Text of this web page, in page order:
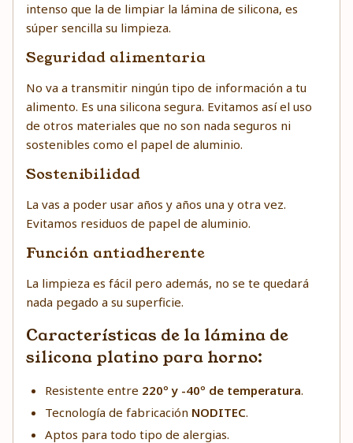
intenso que la de limpiar la lámina de silicona, es
súper sencilla su limpieza.
Seguridad alimentaria
No va a transmitir ningún tipo de información a tu
alimento. Es una silicona segura. Evitamos así el uso
de otros materiales que no son nada seguros ni
sostenibles como el papel de aluminio.
Sostenibilidad
La vas a poder usar años y años una y otra vez.
Evitamos residuos de papel de aluminio.
Función antiadherente
La limpieza es fácil pero además, no se te quedará
nada pegado a su superficie.
Características de la lámina de
silicona platino para horno:
Resistente entre 220º y -40º de temperatura.
Tecnología de fabricación NODITEC.
Aptos para todo tipo de alergias.